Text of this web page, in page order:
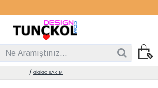
GİGİGO BAKIM